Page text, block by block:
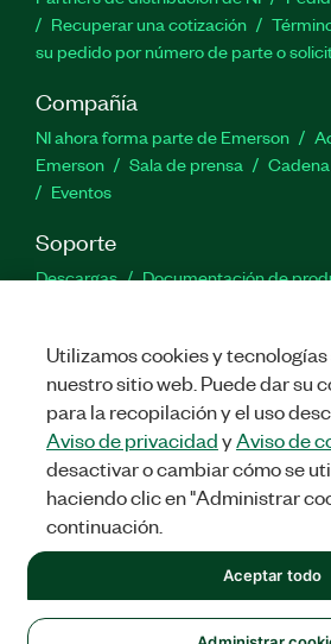
Recuperar una cotización
su pedido por número de parte o
Compañía
NI ahora forma parte de Emerson
Emerson
Sala de prensa
Eventos
Soporte
Descargas Documentación de
©NATIONAL INSTRUMENTS CORP. TODOS
RESERVADOS.
Utilizamos cookies y
nuestro sitio web. Puede dar su
para la recopilación y el uso
Aviso de privacidadyAviso de
desactivar o cambiar cómo se
haciendo clic en "Administrar
continuación.
Aceptar todo